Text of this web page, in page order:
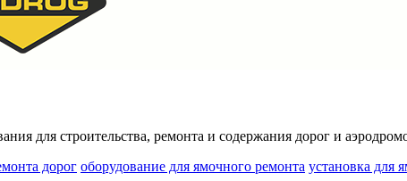
для строительства, ремонта и содержания дорог и
дорог оборудование для ямочного ремонта установка для